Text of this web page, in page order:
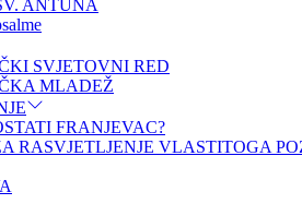
ANTUNA
SVJETOVNI RED
MLADEŽ
FRANJEVAC?
RASVJETLJENJE VLASTITOGA